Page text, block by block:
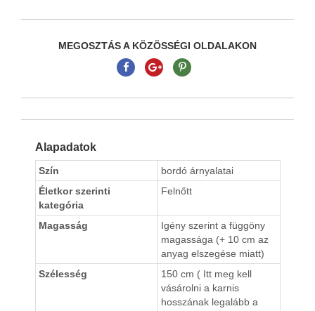
MEGOSZTÁS A KÖZÖSSÉGI OLDALAKON
Alapadatok
Szín
bordó árnyalatai
Életkor szerinti
kategória
Felnőtt
Magasság
Igény szerint a függöny
magassága (+ 10 cm az
anyag elszegése miatt)
Szélesség
150 cm ( Itt meg kell
vásárolni a karnis
hosszának legalább a